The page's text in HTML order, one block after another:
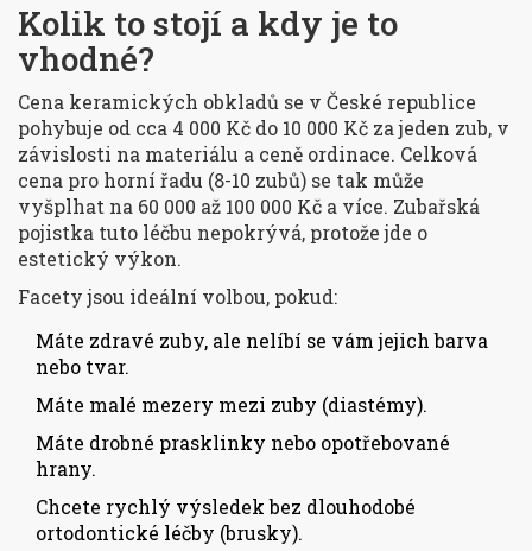
Kolik to stojí a kdy je to
vhodné?
Cena keramických obkladů se v České republice
pohybuje od cca 4 000 Kč do 10 000 Kč za jeden zub, v
závislosti na materiálu a ceně ordinace. Celková
cena pro horní řadu (8-10 zubů) se tak může
vyšplhat na 60 000 až 100 000 Kč a více. Zubařská
pojistka tuto léčbu nepokrývá, protože jde o
estetický výkon.
Facety jsou ideální volbou, pokud:
Máte zdravé zuby, ale nelíbí se vám jejich barva
nebo tvar.
Máte malé mezery mezi zuby (diastémy).
Máte drobné prasklinky nebo opotřebované
hrany.
Chcete rychlý výsledek bez dlouhodobé
ortodontické léčby (brusky).